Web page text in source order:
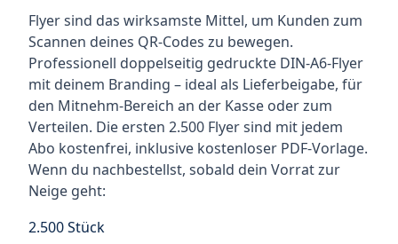
Flyer sind das wirksamste Mittel, um Kunden zum
Scannen deines QR-Codes zu bewegen.
Professionell doppelseitig gedruckte DIN-A6-Flyer
mit deinem Branding – ideal als Lieferbeigabe, für
den Mitnehm-Bereich an der Kasse oder zum
Verteilen. Die ersten 2.500 Flyer sind mit jedem
Abo kostenfrei, inklusive kostenloser PDF-Vorlage.
Wenn du nachbestellst, sobald dein Vorrat zur
Neige geht:
2.500 Stück